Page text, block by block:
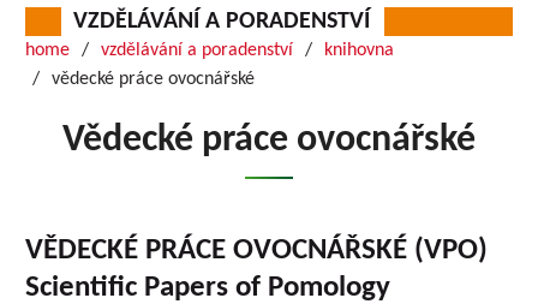
VZDĚLÁVÁNÍ A PORADENSTVÍ
home vzdělávání a poradenství
knihovna
vědecké práce ovocnářské
Vědecké práce ovocnářské
VĚDECKÉ PRÁCE OVOCNÁŘSKÉ (VPO)
Scientific Papers of Pomology